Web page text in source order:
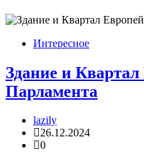
Интересное
Здание и Квартал
Парламента
lazily
26.12.2024
0